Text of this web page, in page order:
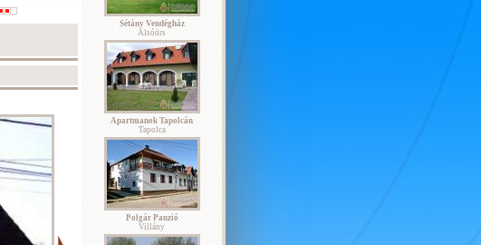
Sétány Vendégház
Alsóörs
Apartmanok Tapolcán
Tapolca
Polgár Panzió
Villány